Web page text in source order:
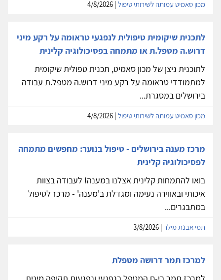
מכון סאמיט עמותה לשירותי טיפול
לתכנית שיקומית טיפולית לנפגעי טראומה על רקע מיני
דרוש.ה מטפל.ת או מתמחה בפסיכולוגיה קלינית
לתוכנית ניצן של מכון סאמיט, תכנית טפולית שיקומית
למתמודדי טראומה על רקע מיני דרוש.ה מטפל.ת עבודה
בירושלים במסגרת...
מכון סאמיט עמותה לשירותי טיפול
מרכז מענה בירושלים - טיפול בנוער: מחפשים מתמחה
לפסיכולוגיה קלינית
בואו להתמחות קלינית אצלנו במענה! לעבודה בצוות
איכותי ובאווירה נעימה ומגדלת ב'מענה' - מרכז לטיפול
במתבגרים...
תמי אבנת מילר
למרכז תמר דרושה מטפלת